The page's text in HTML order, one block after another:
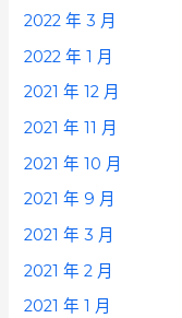
2022 年 3 月
2022 年 1 月
2021 年 12 月
2021 年 11 月
2021 年 10 月
2021 年 9 月
2021 年 3 月
2021 年 2 月
2021 年 1 月